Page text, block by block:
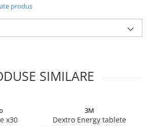
produs
SIMILARE
x30
3M
Dextro Energy tablete